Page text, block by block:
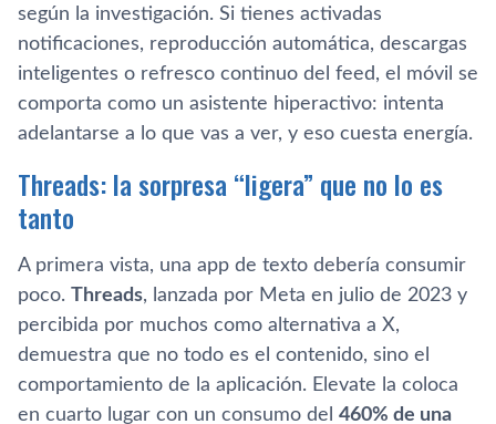
según la investigación. Si tienes activadas
notificaciones, reproducción automática, descargas
inteligentes o refresco continuo del feed, el móvil se
comporta como un asistente hiperactivo: intenta
adelantarse a lo que vas a ver, y eso cuesta energía.
Threads: la sorpresa “ligera” que no lo es
tanto
A primera vista, una app de texto debería consumir
poco. Threads, lanzada por Meta en julio de 2023 y
percibida por muchos como alternativa a X,
demuestra que no todo es el contenido, sino el
comportamiento de la aplicación. Elevate la coloca
en cuarto lugar con un consumo del 460% de una